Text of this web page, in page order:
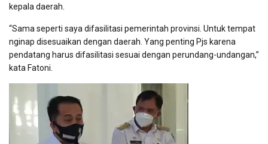
kepala daerah.
“Sama seperti saya difasilitasi pemerintah provinsi. Untuk tempat
nginap disesuaikan dengan daerah. Yang penting Pjs karena
pendatang harus difasilitasi sesuai dengan perundang-undangan,”
kata Fatoni.